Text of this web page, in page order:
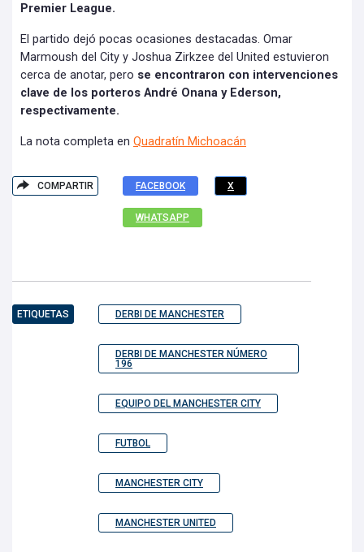
Premier League.
El partido dejó pocas ocasiones destacadas. Omar
Marmoush del City y Joshua Zirkzee del United estuvieron
cerca de anotar, pero se encontraron con intervenciones
clave de los porteros André Onana y Ederson,
respectivamente.
La nota completa en Quadratín Michoacán
COMPARTIR FACEBOOK X
WHATSAPP
ETIQUETAS DERBI DE MANCHESTER
DERBI DE MANCHESTER NÚMERO
196
EQUIPO DEL MANCHESTER CITY
FUTBOL
MANCHESTER CITY
MANCHESTER UNITED